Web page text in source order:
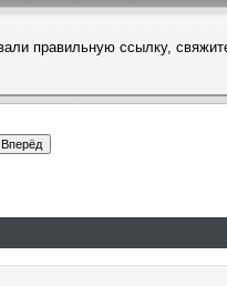
правильную ссылку,